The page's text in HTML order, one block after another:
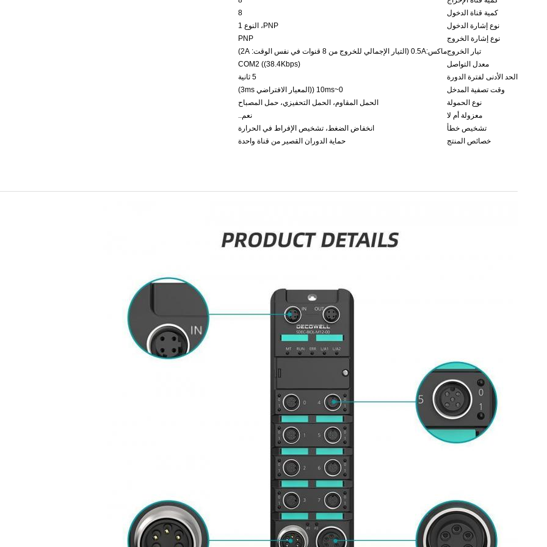
كمية قناة الدخول
8
نوع إشارة الدخول
PNP، النوع 1
نوع إشارة الخروج
PNP
تيار الخروجماكس:0.5A (التيار الإجمالي للخروج من 8 قنوات في نفس الوقت: 2A)
معدل التواصل
COM2 ((38.4Kbps)
الحد الأدنى لفترة الدورة
5 ثانية
وقت تصفية المدخل
0~10ms ((المعيار الافتراضي 3ms)
نوع الحمولة
الحمل المقاوم، الحمل التحفيزي، حمل المصباح
معزولة أم لا
نعم..
تشخيص خطأ
انخفاض الضغط، تشخيص الإفراط في الحرارة
خصائص المنتج
حماية الدوران القصير من قناة واحدة